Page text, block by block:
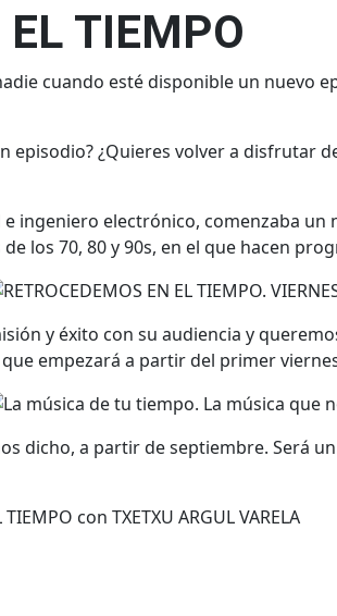
EL TIEMPO
cuando esté disponible un nuevo
episodio? ¿Quieres volver a disfrutar
e ingeniero electrónico, comenzaba
los 70, 80 y 90s, en el que hacen
y éxito con su audiencia y
empezará a partir del primer
dicho, a partir de septiembre. Será